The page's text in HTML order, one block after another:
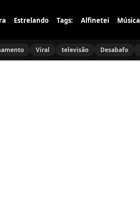
Estrelando Tags: Alfinetei Música
Viral televisão Desabafo